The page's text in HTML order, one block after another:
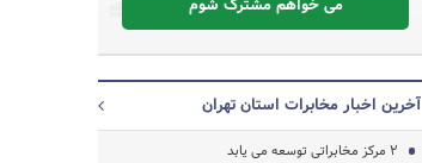
می خواهم مشترک شوم
آخرین اخبار مخابرات استان تهران
2 مرکز مخابراتی توسعه می یابد